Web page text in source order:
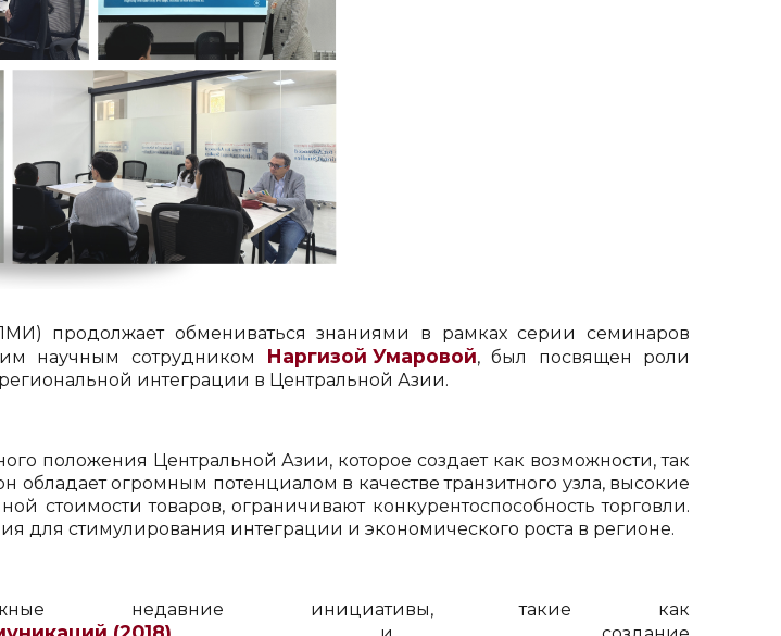
продолжает обмениваться знаниями в рамках серии семинаров
научным сотрудником Наргизой Умаровой, был посвящен роли
интеграции в Центральной Азии.
положения Центральной Азии, которое создает как возможности, так
огромным потенциалом в качестве транзитного узла, высокие
стоимости товаров, ограничивают конкурентоспособность торговли.
для стимулирования интеграции и экономического роста в регионе.
недавние инициативы, такие как